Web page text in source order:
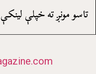
تاسو مونږ ته خپلې